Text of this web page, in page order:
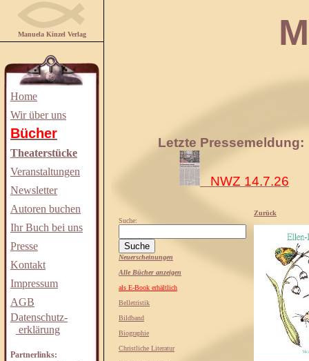
Manuela Kinzel Verlag
Home
Wir über uns
Bücher
Theaterstücke
Veranstaltungen
Newsletter
Autoren buchen
Ihr Buch bei uns
Presse
Kontakt
Impressum
AGB
Datenschutz-
erklärung
Partnerlinks:
Letzte Pressemeldung:
NWZ 14.7.26
Suche:
Neuerscheinungen
Alle Bücher anzeigen
als E-Book erhältlich
Belletristik
Bildband
Biographie
Christliche Literatur
Zurück